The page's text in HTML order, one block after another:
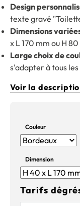
Design
texte gravé
Dimensions
x L 170 mm ou H
Large choix de
s'adapter à tous
Voir la
Couleur
Dimension
Tarifs